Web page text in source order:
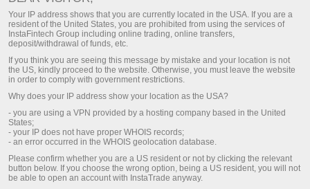
ЕЖЕДНЕВНЫЕ ОБЗОРЫ
РЫНКА
очиш
очиш
Савдо ҳисоб-варағини
тўлдириш
Ҳисоб-варағидан
пулларни чиқариш
Свежая аналитика
Your IP address shows that you are currently located in the USA. If you are a
resident of the United States, you are prohibited from using the services of
InstaFintech Group including online trading, online transfers,
deposit/withdrawal of funds, etc.
If you think you are seeing this message by mistake and your location is not
the US, kindly proceed to the website. Otherwise, you must leave the website
in order to comply with government restrictions.
Why does your IP address show your location as the USA?
- you are using a VPN provided by a hosting company based in the United
States;
- your IP does not have proper WHOIS records;
- an error occurred in the WHOIS geolocation database.
Please confirm whether you are a US resident or not by clicking the relevant
button below. If you choose the wrong option, being a US resident, you will not
be able to open an account with InstaTrade anyway.